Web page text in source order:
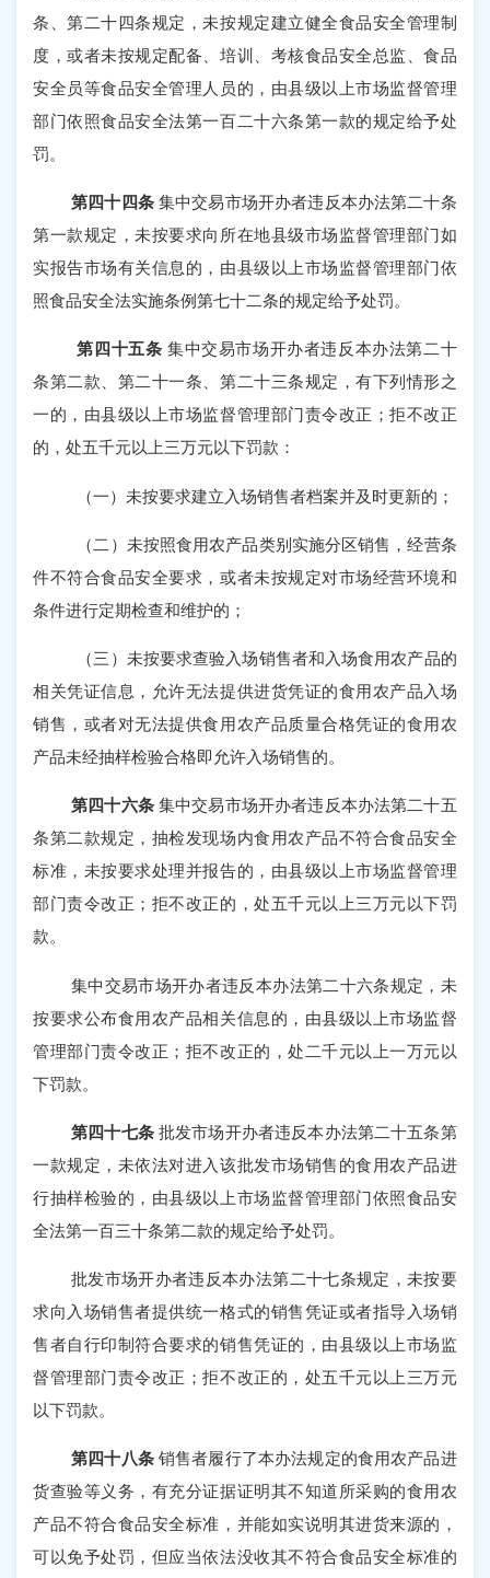
条、第二十四条规定，未按规定建立健全食品安全管理制
度，或者未按规定配备、培训、考核食品安全总监、食品
安全员等食品安全管理人员的，由县级以上市场监督管理
部门依照食品安全法第一百二十六条第一款的规定给予处
罚。
第四十四条 集中交易市场开办者违反本办法第二十条
第一款规定，未按要求向所在地县级市场监督管理部门如
实报告市场有关信息的，由县级以上市场监督管理部门依
照食品安全法实施条例第七十二条的规定给予处罚。
第四十五条 集中交易市场开办者违反本办法第二十
条第二款、第二十一条、第二十三条规定，有下列情形之
一的，由县级以上市场监督管理部门责令改正；拒不改正
的，处五千元以上三万元以下罚款：
（一）未按要求建立入场销售者档案并及时更新的；
（二）未按照食用农产品类别实施分区销售，经营条
件不符合食品安全要求，或者未按规定对市场经营环境和
条件进行定期检查和维护的；
（三）未按要求查验入场销售者和入场食用农产品的
相关凭证信息，允许无法提供进货凭证的食用农产品入场
销售，或者对无法提供食用农产品质量合格凭证的食用农
产品未经抽样检验合格即允许入场销售的。
第四十六条 集中交易市场开办者违反本办法第二十五
条第二款规定，抽检发现场内食用农产品不符合食品安全
标准，未按要求处理并报告的，由县级以上市场监督管理
部门责令改正；拒不改正的，处五千元以上三万元以下罚
款。
集中交易市场开办者违反本办法第二十六条规定，未
按要求公布食用农产品相关信息的，由县级以上市场监督
管理部门责令改正；拒不改正的，处二千元以上一万元以
下罚款。
第四十七条 批发市场开办者违反本办法第二十五条第
一款规定，未依法对进入该批发市场销售的食用农产品进
行抽样检验的，由县级以上市场监督管理部门依照食品安
全法第一百三十条第二款的规定给予处罚。
批发市场开办者违反本办法第二十七条规定，未按要
求向入场销售者提供统一格式的销售凭证或者指导入场销
售者自行印制符合要求的销售凭证的，由县级以上市场监
督管理部门责令改正；拒不改正的，处五千元以上三万元
以下罚款。
第四十八条 销售者履行了本办法规定的食用农产品进
货查验等义务，有充分证据证明其不知道所采购的食用农
产品不符合食品安全标准，并能如实说明其进货来源的，
可以免予处罚，但应当依法没收其不符合食品安全标准的